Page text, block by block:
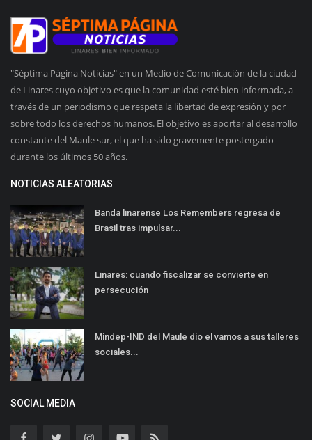
"Séptima Página Noticias" en un Medio de Comunicación de la ciudad
de Linares cuyo objetivo es que la comunidad esté bien informada, a
través de un periodismo que respeta la libertad de expresión y por
sobre todo los derechos humanos. El objetivo es aportar al desarrollo
constante del Maule sur, el que ha sido gravemente postergado
durante los últimos 50 años.
NOTICIAS ALEATORIAS
Banda linarense Los Remembers regresa de
Brasil tras impulsar...
Linares: cuando fiscalizar se convierte en
persecución
Mindep-IND del Maule dio el vamos a sus talleres
sociales...
SOCIAL MEDIA